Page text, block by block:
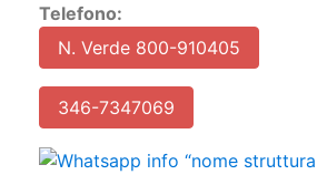
N. Verde 800-910405
346-7347069
392-6237120